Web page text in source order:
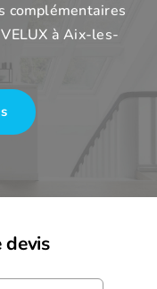
complémentaires
à Aix-les-
devis